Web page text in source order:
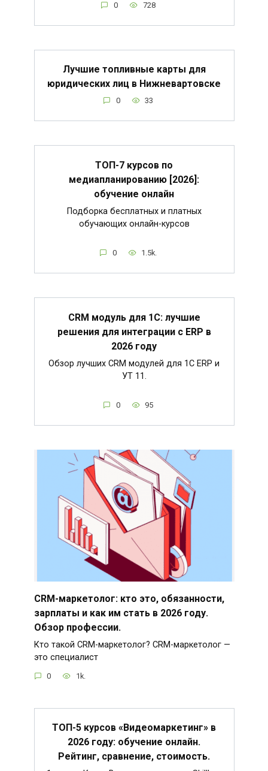
0 728
Лучшие топливные карты для
юридических лиц в Нижневартовске
0 33
ТОП-7 курсов по
медиапланированию [2026]:
обучение онлайн
Подборка бесплатных и платных
обучающих онлайн-курсов
0 1.5k.
CRM модуль для 1С: лучшие
решения для интеграции с ERP в
2026 году
Обзор лучших CRM модулей для 1С ERP и
УТ 11.
0 95
CRM-маркетолог: кто это, обязанности,
зарплаты и как им стать в 2026 году.
Обзор профессии.
Кто такой CRM-маркетолог? CRM-маркетолог —
это специалист
0 1k.
ТОП-5 курсов «Видеомаркетинг» в
2026 году: обучение онлайн.
Рейтинг, сравнение, стоимость.